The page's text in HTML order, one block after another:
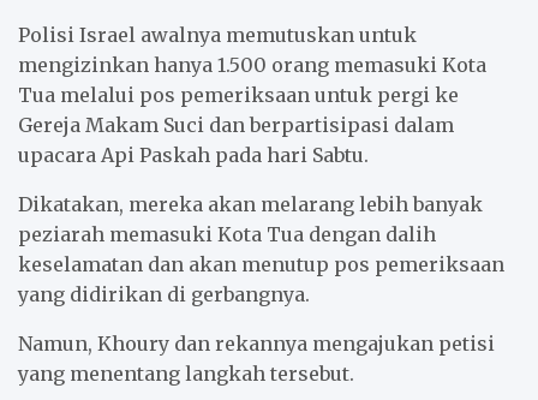
Polisi Israel awalnya memutuskan untuk
mengizinkan hanya 1.500 orang memasuki Kota
Tua melalui pos pemeriksaan untuk pergi ke
Gereja Makam Suci dan berpartisipasi dalam
upacara Api Paskah pada hari Sabtu.
Dikatakan, mereka akan melarang lebih banyak
peziarah memasuki Kota Tua dengan dalih
keselamatan dan akan menutup pos pemeriksaan
yang didirikan di gerbangnya.
Namun, Khoury dan rekannya mengajukan petisi
yang menentang langkah tersebut.